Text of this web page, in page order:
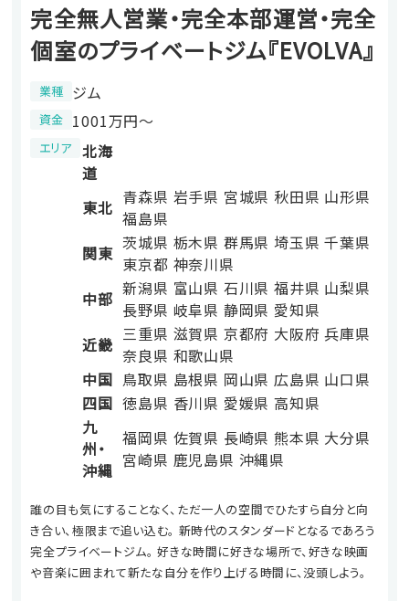
完全無人営業・完全本部運営・完全
個室のプライベートジム『EVOLVA』
業種 ジム
資金 1001万円〜
エリア
北海
道
東北 青森県 岩手県 宮城県 秋田県 山形県
福島県
関東 茨城県 栃木県 群馬県 埼玉県 千葉県
東京都 神奈川県
中部 新潟県 富山県 石川県 福井県 山梨県
長野県 岐阜県 静岡県 愛知県
近畿 三重県 滋賀県 京都府 大阪府 兵庫県
奈良県 和歌山県
中国 鳥取県 島根県 岡山県 広島県 山口県
四国 徳島県 香川県 愛媛県 高知県
九
州・
沖縄
福岡県 佐賀県 長崎県 熊本県 大分県
宮崎県 鹿児島県 沖縄県
誰の目も気にすることなく、ただ一人の空間でひたすら自分と向
き合い、極限まで追い込む。 新時代のスタンダードとなるであろう
完全プライベートジム。 好きな時間に好きな場所で、好きな映画
や音楽に囲まれて新たな自分を作り上げる時間に、没頭しよう。